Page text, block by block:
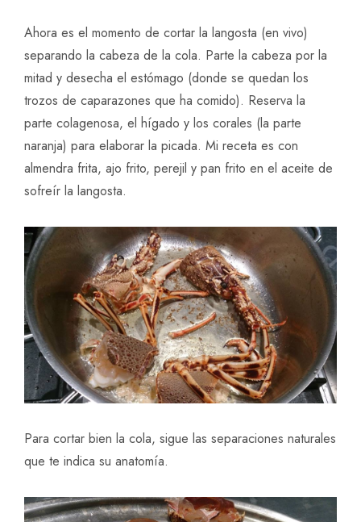
Ahora es el momento de cortar la langosta (en vivo)
separando la cabeza de la cola. Parte la cabeza por la
mitad y desecha el estómago (donde se quedan los
trozos de caparazones que ha comido). Reserva la
parte colagenosa, el hígado y los corales (la parte
naranja) para elaborar la picada. Mi receta es con
almendra frita, ajo frito, perejil y pan frito en el aceite de
sofreír la langosta.
Para cortar bien la cola, sigue las separaciones naturales
que te indica su anatomía.